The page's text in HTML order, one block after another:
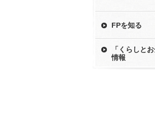
FPを知る
「くらしと
情報